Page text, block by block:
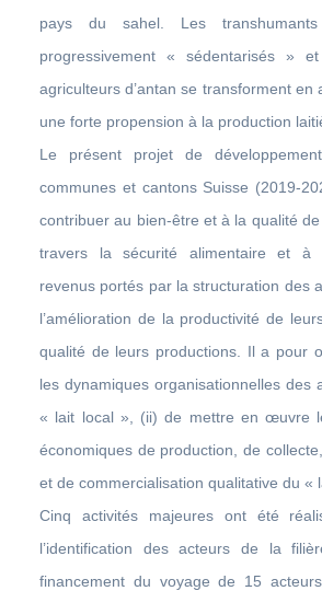
pays du sahel. Les
progressivement « sédentarisés »
agriculteurs d’antan se transforment en
une forte propension à la production
Le présent projet de
communes et cantons Suisse (2019-
contribuer au bien-être et à la qualité
travers la sécurité alimentaire et à
revenus portés par la structuration des
l’amélioration de la productivité de
qualité de leurs productions. Il a pour
les dynamiques organisationnelles des
« lait local », (ii) de mettre en œuvre
économiques de production, de
et de commercialisation qualitative du «
Cinq activités majeures ont été
l’identification des acteurs de la
financement du voyage de 15